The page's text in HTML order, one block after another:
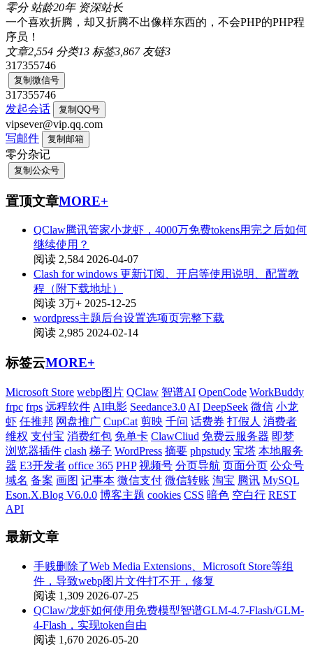
零分 站龄20年 资深站长
一个喜欢折腾，却又折腾不出像样东西的，不会PHP的PHP程
序员！
文章2,554 分类13 标签3,867 友链3
317355746
复制微信号
317355746
发起会话
复制QQ号
vipsever@vip.qq.com
写邮件
复制邮箱
零分杂记
复制公众号
置顶文章MORE+
QClaw腾讯管家小龙虾，4000万免费tokens用完之后如何
继续使用？
阅读 2,584 2026-04-07
Clash for windows 更新订阅、开启等使用说明、配置教
程（附下载地址）
阅读 3万+ 2025-12-25
wordpress主题后台设置选项页完整下载
阅读 2,985 2024-02-14
标签云MORE+
Microsoft Store webp图片 QClaw 智谱AI OpenCode WorkBuddy
frpc frps 远程软件 AI电影 Seedance3.0 AI DeepSeek 微信 小龙
虾 任推邦 网盘推广 CupCat 剪映 千问 话费券 打假人 消费者
维权 支付宝 消费红包 免单卡 ClawCliud 免费云服务器 即梦
浏览器插件 clash 梯子 WordPress 摘要 phpstudy 宝塔 本地服务
器 E3开发者 office 365 PHP 视频号 分页导航 页面分页 公众号
域名 备案 画图 记事本 微信支付 微信转账 淘宝 腾讯 MySQL
Eson.X.Blog V6.0.0 博客主题 cookies CSS 暗色 空白行 REST
API
最新文章
手贱删除了Web Media Extensions、Microsoft Store等组
件，导致webp图片文件打不开，修复
阅读 1,309 2026-07-25
QClaw/龙虾如何使用免费模型智谱GLM-4.7-Flash/GLM-
4-Flash，实现token自由
阅读 1,670 2026-05-20